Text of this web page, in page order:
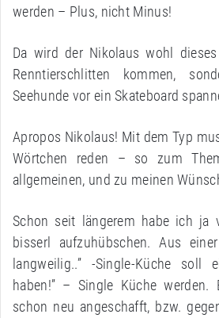
werden – Plus, nicht Minus!
Da wird der Nikolaus wohl
Renntierschlitten kommen,
Seehunde vor ein Skateboard
Apropos Nikolaus! Mit dem Typ
Wörtchen reden – so zum
allgemeinen, und zu meinen
Schon seit längerem habe ich ja
bisserl aufzuhübschen. Aus
langweilig..” -Single-Küche soll
haben!” – Single Küche werden.
schon neu angeschafft, bzw.